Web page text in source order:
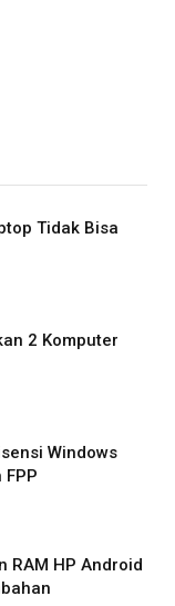
Tidak Bisa
2 Komputer
Windows
FPP
RAM HP Android